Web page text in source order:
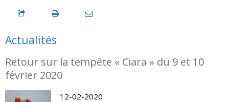
Actualités
Retour sur la tempête « Ciara » du 9 et 10
février 2020
12-02-2020